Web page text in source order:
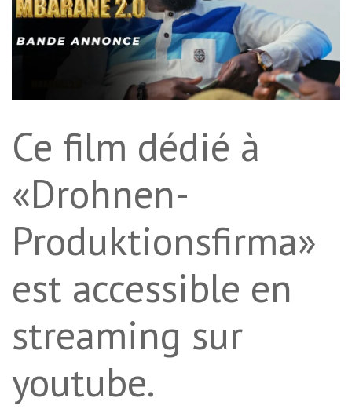
Ce film dédié à
«Drohnen-
Produktionsfirma»
est accessible en
streaming sur
youtube.